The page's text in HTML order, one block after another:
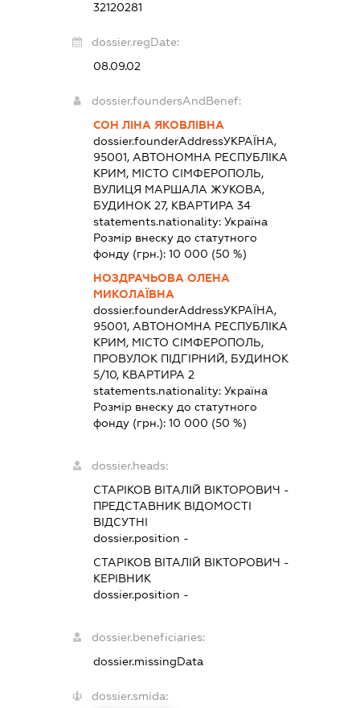
32120281
dossier.regDate:
08.09.02
dossier.foundersAndBenef:
СОН ЛІНА ЯКОВЛІВНА
dossier.founderAddressУКРАЇНА,
95001, АВТОНОМНА РЕСПУБЛІКА
КРИМ, МІСТО СІМФЕРОПОЛЬ,
ВУЛИЦЯ МАРШАЛА ЖУКОВА,
БУДИНОК 27, КВАРТИРА 34
statements.nationality: Україна
Розмір внеску до статутного
фонду (грн.): 10 000 (50 %)
НОЗДРАЧЬОВА ОЛЕНА
МИКОЛАЇВНА
dossier.founderAddressУКРАЇНА,
95001, АВТОНОМНА РЕСПУБЛІКА
КРИМ, МІСТО СІМФЕРОПОЛЬ,
ПРОВУЛОК ПІДГІРНИЙ, БУДИНОК
5/10, КВАРТИРА 2
statements.nationality: Україна
Розмір внеску до статутного
фонду (грн.): 10 000 (50 %)
dossier.heads:
СТАРІКОВ ВІТАЛІЙ ВІКТОРОВИЧ -
ПРЕДСТАВНИКВІДОМОСТІ
ВІДСУТНІ
dossier.position -
СТАРІКОВ ВІТАЛІЙ ВІКТОРОВИЧ -
КЕРІВНИК
dossier.position -
dossier.beneficiaries:
dossier.missingData
dossier.smida: